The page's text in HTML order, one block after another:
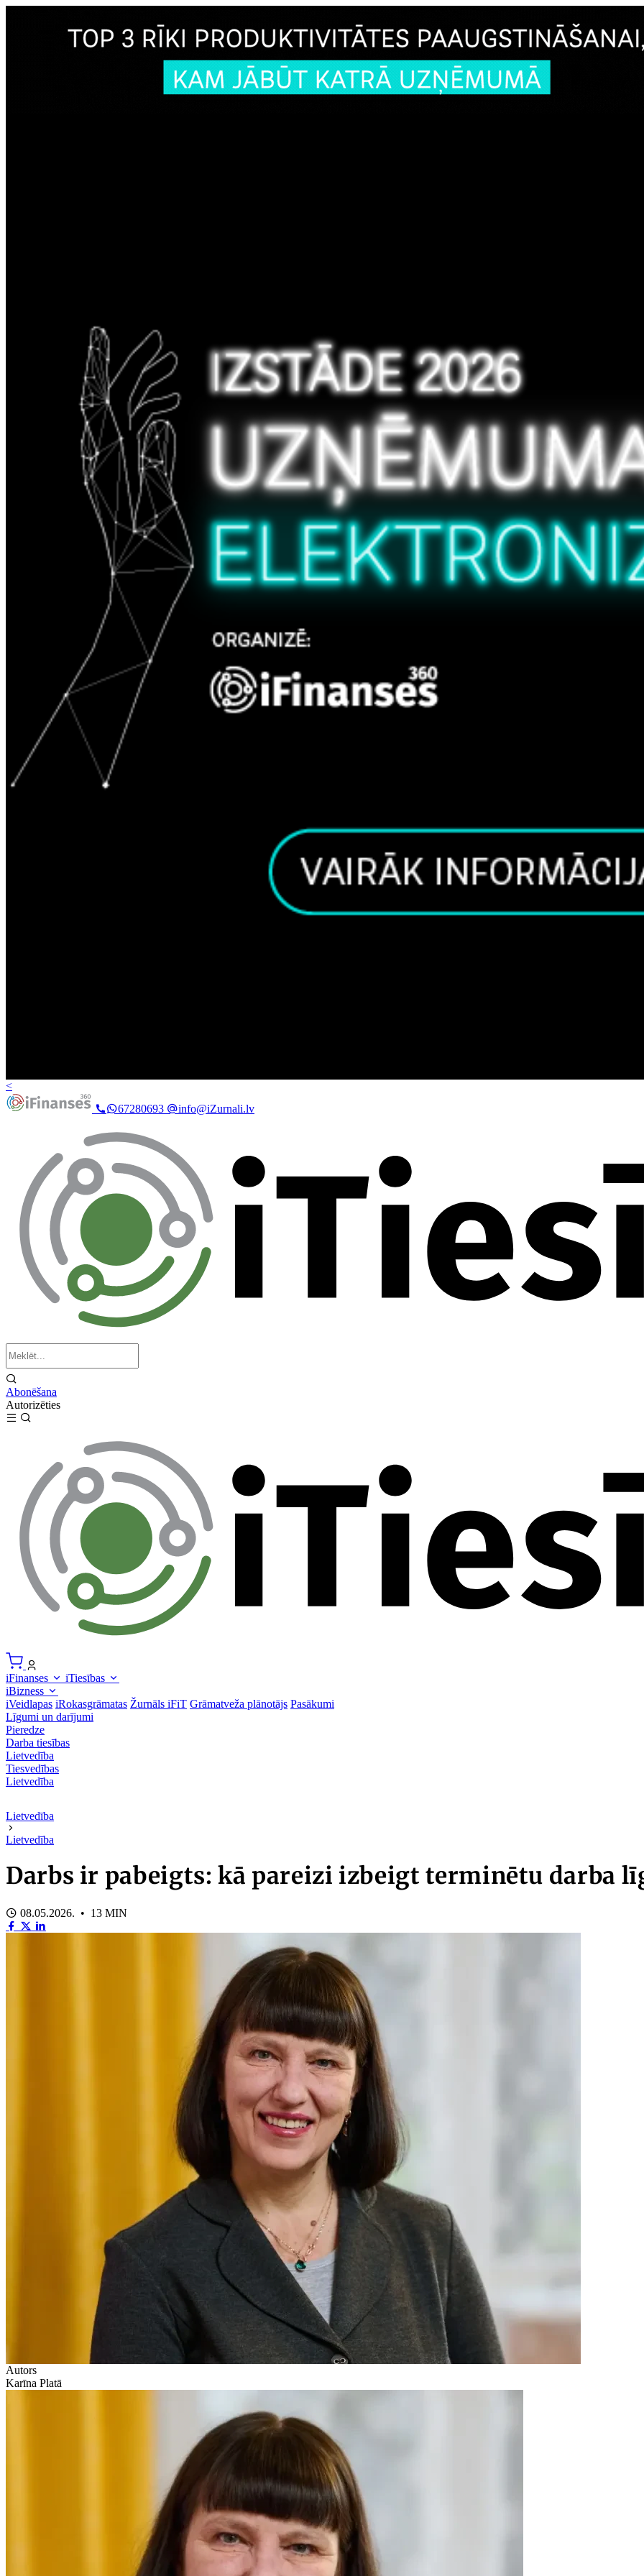
<
67280693
info@iZurnali.lv
Abonēšana
Autorizēties
iFinanses
iTiesības
iBizness
iVeidlapas iRokasgrāmatas Žurnāls iFiT Grāmatveža plānotājs Pasākumi
Līgumi un darījumi
Pieredze
Darba tiesības
Lietvedība
Tiesvedības
Lietvedība
Lietvedība
Lietvedība
Darbs ir pabeigts: kā pareizi izbeigt terminētu darba
08.05.2026. • 13 MIN
Autors
Karīna Platā